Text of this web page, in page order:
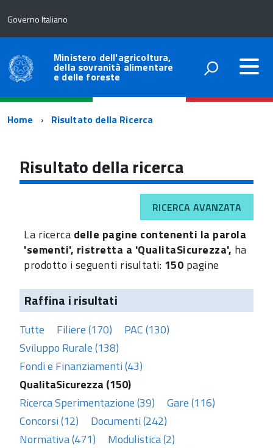
Governo Italiano
Ministero dell'agricoltura,
della sovranità alimentare
e delle foreste
Percorso
navigazione
Home Risultato della Ricerca
Risultato della ricerca
RICERCA AVANZATA
La ricerca delle pagine contenenti la parola
'sementi', ristretta a 'QualitaSicurezza', ha
prodotto i seguenti risultati: 150 pagine
Raffina i risultati
Tutte Filiere (170)
PAC (130)
Sviluppo Rurale (138)
Fondi e Finanziamenti (43)
QualitaSicurezza (150)
Ricerca Sperimentazione (39)
Gare (116)
Concorsi (12)
Documenti (242)
Normativa (471)
Modulistica (2)